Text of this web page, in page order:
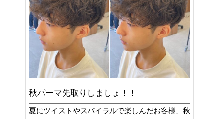
秋パーマ先取りしましょ！！
夏にツイストやスパイラルで楽しんだお客様、秋